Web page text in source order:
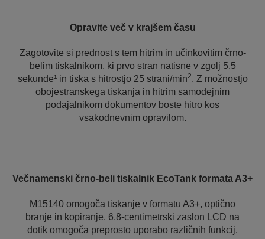
Opravite več v krajšem času
Zagotovite si prednost s tem hitrim in učinkovitim črno-
belim tiskalnikom, ki prvo stran natisne v zgolj 5,5
sekunde¹ in tiska s hitrostjo 25 strani/min2. Z možnostjo
obojestranskega tiskanja in hitrim samodejnim
podajalnikom dokumentov boste hitro kos
vsakodnevnim opravilom.
Večnamenski črno-beli tiskalnik EcoTank formata A3+
M15140 omogoča tiskanje v formatu A3+, optično
branje in kopiranje. 6,8-centimetrski zaslon LCD na
dotik omogoča preprosto uporabo različnih funkcij.